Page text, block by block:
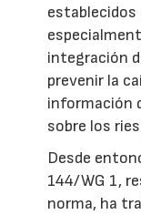
establecidos
integración
prevenir la
información
sobre los
Desde
144/WG 1,
norma, ha